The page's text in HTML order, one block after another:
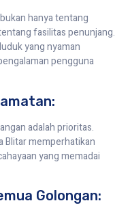
hanya tentang
fasilitas penunjang.
yang nyaman
pengguna
adalah prioritas.
Blitar memperhatikan
yang memadai
Golongan: